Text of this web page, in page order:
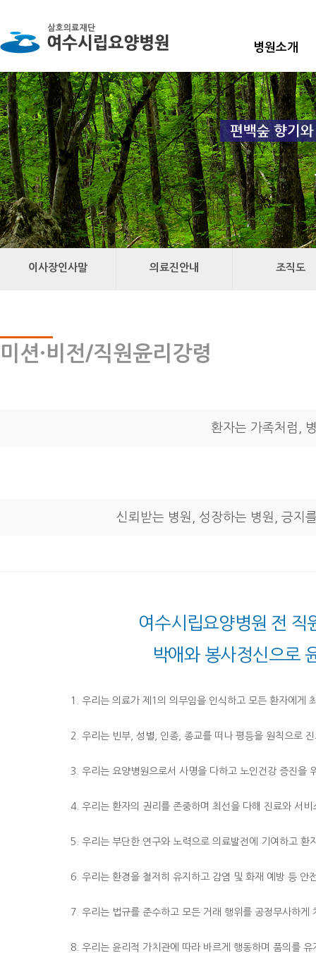
병원소개
이사장인사말 의료진안내 조직도
미션·비전/직원윤리강령
환자는 가족처럼,
신뢰받는 병원, 성장하는 병원, 긍지
여수시립요양병원 전 직
박애와 봉사정신으로
1. 우리는 의료가 제1의 의무임을 인식하고 모든 환자에게
2. 우리는 빈부, 성별, 인종, 종교를 떠나 평등을 원칙으로
3. 우리는 요양병원으로서 사명을 다하고 노인건강 증진을
4. 우리는 환자의 권리를 존중하며 최선을 다해 진료와 서비
5. 우리는 부단한 연구와 노력으로 의료발전에 기여하고 환
6. 우리는 환경을 철저히 유지하고 감염 및 화재 예방 등 안
7. 우리는 법규를 준수하고 모든 거래 행위를 공정무사하게
8. 우리는 윤리적 가치관에 따라 바르게 행동하며 품의를